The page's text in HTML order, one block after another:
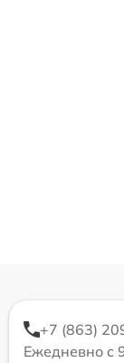
+7 (863)
Ежедневно с